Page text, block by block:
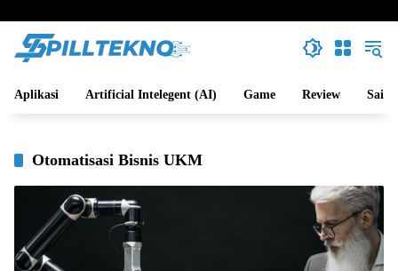
Aplikasi Artificial Intelegent (AI) Game Review Sains
Otomatisasi Bisnis UKM